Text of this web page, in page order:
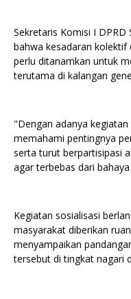
Sekretaris Komisi I
bahwa kesadaran kolektif
perlu ditanamkan untuk
terutama di kalangan
"Dengan adanya
memahami pentingnya
serta turut berpartisipasi
agar terbebas dari
Kegiatan sosialisasi
masyarakat diberikan
menyampaikan
tersebut di tingkat nagari